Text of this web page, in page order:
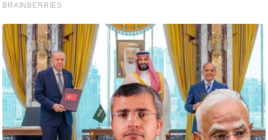
तृ
भू
मि
स्तं
भ
ए
म